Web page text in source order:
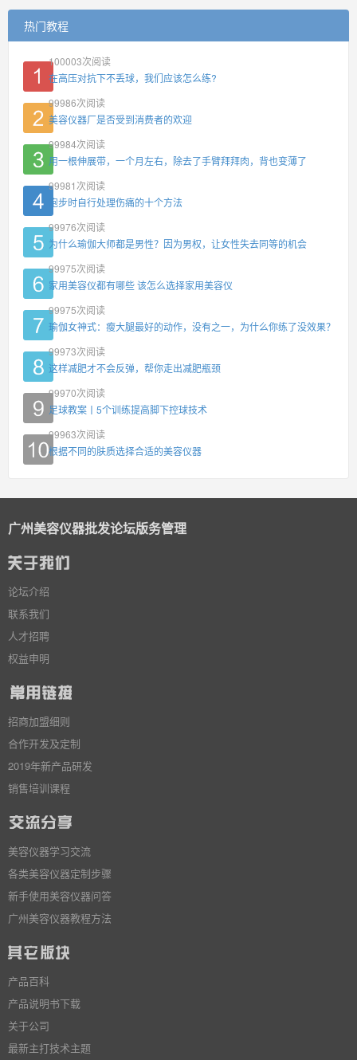
热门教程
100003次阅读
在高压对抗下不丢球，我们应该怎么练?
99986次阅读
美容仪器厂是否受到消费者的欢迎
99984次阅读
用一根伸展带，一个月左右，除去了手臂拜拜肉，背也变薄了
99981 次阅读
跑步时自行处理伤痛的十个方法
99976次阅读
为什么瑜伽大师都是男性？因为男权，让女性失去同等的机会
99975次阅读
家用美容仪都有哪些 该怎么选择家用美容仪
99975次阅读
瑜伽女神式：瘦大腿最好的动作，没有之一，为什么你练了没效果？
99973次阅读
这样减肥才不会反弹，帮你走出减肥瓶颈
99970次阅读
足球教案丨5个训练提高脚下控球技术
99963次阅读
根据不同的肤质选择合适的美容仪器
广州美容仪器批发论坛版务管理
论坛介绍
联系我们
人才招聘
权益申明
招商加盟细则
合作开发及定制
2019年新产品研发
销售培训课程
美容仪器学习交流
各类美容仪器定制步骤
新手使用美容仪器问答
广州美容仪器教程方法
产品百科
产品说明书下载
关于公司
最新主打技术主题